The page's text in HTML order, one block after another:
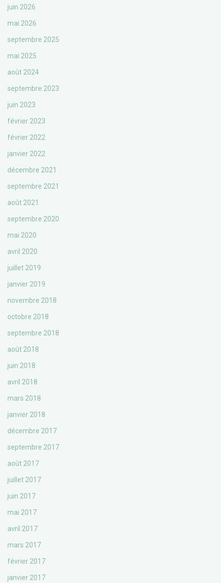
juin 2026
mai 2026
septembre 2025
mai 2025
août 2024
septembre 2023
juin 2023
février 2023
février 2022
janvier 2022
décembre 2021
septembre 2021
août 2021
septembre 2020
mai 2020
avril 2020
juillet 2019
janvier 2019
novembre 2018
octobre 2018
septembre 2018
août 2018
juin 2018
avril 2018
mars 2018
janvier 2018
décembre 2017
septembre 2017
août 2017
juillet 2017
juin 2017
mai 2017
avril 2017
mars 2017
février 2017
janvier 2017